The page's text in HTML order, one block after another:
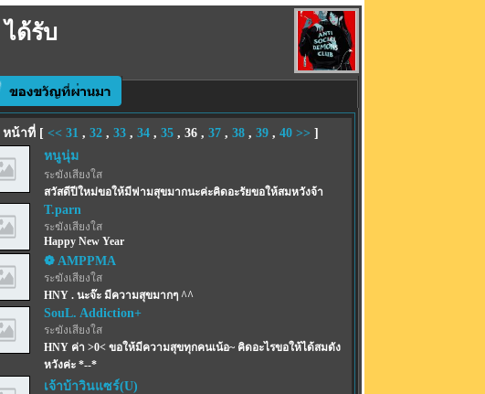
ได้รับ
หน้าที่ [ << 31 , 32, 33, 34, 35, 36, 37, 38, 39, 40 >> ]
หนูนุ่ม
ระฆังเสียงใส
สวัสดีปีใหม่ขอให้มีฟามสุขมากนะค่ะคิดอะรัยขอให้สมหวังจ้า
T.parn
ระฆังเสียงใส
Happy New Year
❁ AMPPMA
ระฆังเสียงใส
HNY . นะจ๊ะ มีความสุขมากๆ ^^
SouL. Addiction+
ระฆังเสียงใส
HNY ค่า >0< ขอให้มีความสุขทุกคนเน้อ~ คิดอะไรขอให้ได้สมดัง
หวังค่ะ *--*
เจ้าบ้าวินแซร์(U)